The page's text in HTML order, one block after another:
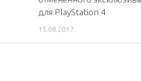
для PlayStation 4
15.08.2017